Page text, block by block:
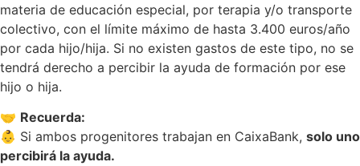
materia de educación especial, por terapia y/o transporte
colectivo, con el límite máximo de hasta 3.400 euros/año
por cada hijo/hija. Si no existen gastos de este tipo, no se
tendrá derecho a percibir la ayuda de formación por ese
hijo o hija.
🤝 Recuerda:
👶 Si ambos progenitores trabajan en CaixaBank, solo uno
percibirá la ayuda.